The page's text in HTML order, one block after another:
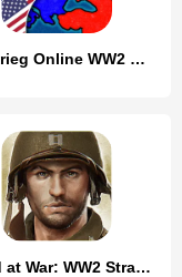
Blitzkrieg Online WW2 Strategy
World at War: WW2 Strategy